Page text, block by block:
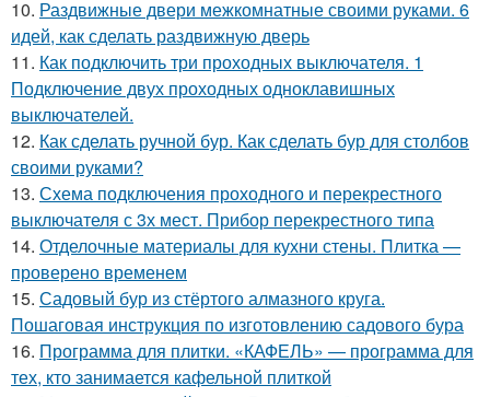
10. Раздвижные двери межкомнатные своими руками. 6
идей, как сделать раздвижную дверь
11. Как подключить три проходных выключателя. 1
Подключение двух проходных одноклавишных
выключателей.
12. Как сделать ручной бур. Как сделать бур для столбов
своими руками?
13. Схема подключения проходного и перекрестного
выключателя с 3х мест. Прибор перекрестного типа
14. Отделочные материалы для кухни стены. Плитка —
проверено временем
15. Садовый бур из стёртого алмазного круга.
Пошаговая инструкция по изготовлению садового бура
16. Программа для плитки. «КАФЕЛЬ» — программа для
тех, кто занимается кафельной плиткой